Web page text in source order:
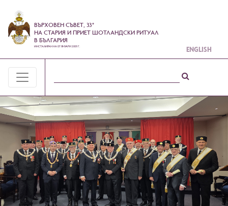
ВЪРХОВЕН СЪВЕТ, 33°
НА СТАРИЯ И ПРИЕТ ШОТЛАНДСКИ РИТУАЛ
В БЪЛГАРИЯ
ИНСТАЛИРАН НА 07 ЯНУАРИ 2001 Г. ENGLISH